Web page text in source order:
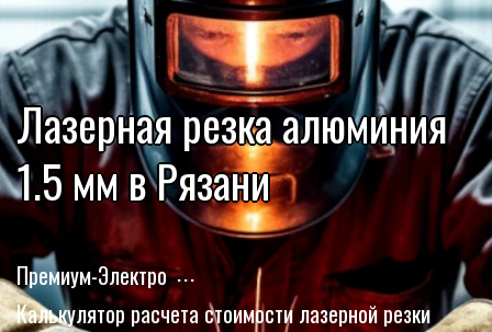
Лазерная резка алюминия
1.5 мм в Рязани
Премиум-Электро
Калькулятор расчета стоимости лазерной резки